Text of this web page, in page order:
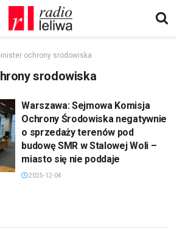
ochrony srodowiska
srodowiska
Warszawa: Sejmowa Komisja
Ochrony Środowiska negatywnie
o sprzedaży terenów pod
budowę SMR w Stalowej Woli –
miasto się nie poddaje
2025-12-04